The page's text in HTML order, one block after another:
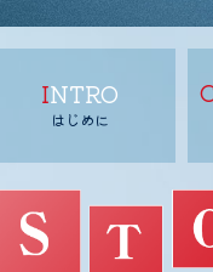
INTRO
はじめに